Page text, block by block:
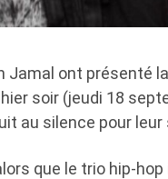
Jamal ont présenté
soir (jeudi 18
au silence pour
que le trio hip-